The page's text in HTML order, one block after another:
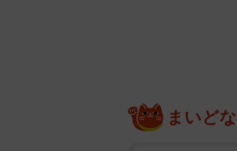
まいど